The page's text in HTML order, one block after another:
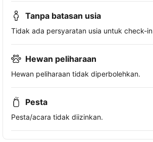
Tanpa batasan usia
Tidak ada persyaratan usia untuk check-in
Hewan peliharaan
Hewan peliharaan tidak diperbolehkan.
Pesta
Pesta/acara tidak diizinkan.